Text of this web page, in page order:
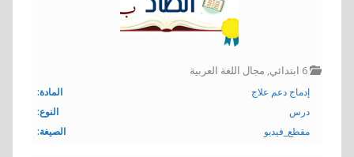
6 ابتدائي , مجال اللغة العربية
المادة:
إدماج دعم علاج
النوع:
درس
الصيغة:
مقطع_فيديو